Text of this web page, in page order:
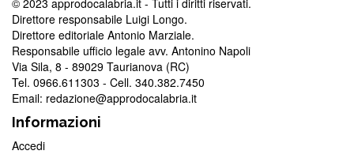
Direttore responsabile Luigi Longo.
Direttore editoriale Antonio Marziale.
Responsabile ufficio legale avv. Antonino Napoli
Via Sila, 8 - 89029 Taurianova (RC)
Tel. 0966.611303 - Cell. 340.382.7450
Email: redazione@approdocalabria.it
Informazioni
Accedi